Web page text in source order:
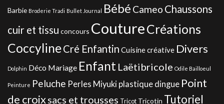
Barbie Broderie Tradi Bullet Journal Bébé Cameo Chaussons
cuir et tissu concours CoutureCréations
CoccylineCré Enfantin Cuisine créative Divers
Dolphin Déco Mariage Enfant Laëtibricole Odile Bailloeul
Peinture Peluche Perles Miyuki plastique dingue Point
de croixsacs et trousses Tricot Tricotin Tutoriel